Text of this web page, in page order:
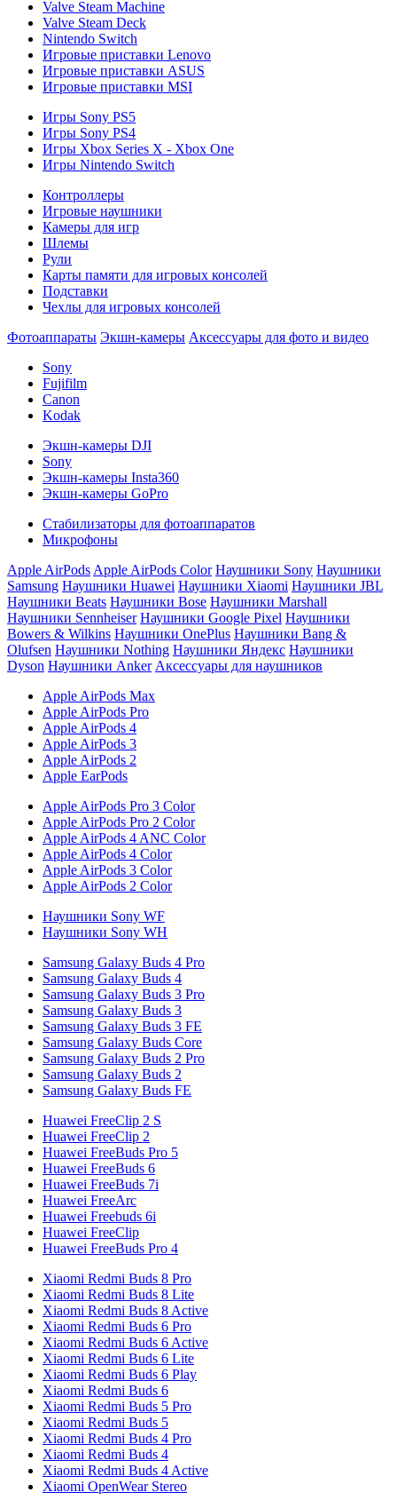
Valve Steam Machine
Valve Steam Deck
Nintendo Switch
Игровые приставки Lenovo
Игровые приставки ASUS
Игровые приставки MSI
Игры Sony PS5
Игры Sony PS4
Игры Xbox Series X - Xbox One
Игры Nintendo Switch
Контроллеры
Игровые наушники
Камеры для игр
Шлемы
Рули
Карты памяти для игровых консолей
Подставки
Чехлы для игровых консолей
Фотоаппараты Экшн-камеры Аксессуары для фото и видео
Sony
Fujifilm
Canon
Kodak
Экшн-камеры DJI
Sony
Экшн-камеры Insta360
Экшн-камеры GoPro
Стабилизаторы для фотоаппаратов
Микрофоны
Apple AirPods Apple AirPods Color Наушники Sony Наушники
Samsung Наушники Huawei Наушники Xiaomi Наушники JBL
Наушники Beats Наушники Bose Наушники Marshall
Наушники Sennheiser Наушники Google Pixel Наушники
Bowers & Wilkins Наушники OnePlus Наушники Bang &
Olufsen Наушники Nothing Наушники Яндекс Наушники
Dyson Наушники Anker Аксессуары для наушников
Apple AirPods Max
Apple AirPods Pro
Apple AirPods 4
Apple AirPods 3
Apple AirPods 2
Apple EarPods
Apple AirPods Pro 3 Color
Apple AirPods Pro 2 Color
Apple AirPods 4 ANC Color
Apple AirPods 4 Color
Apple AirPods 3 Color
Apple AirPods 2 Color
Наушники Sony WF
Наушники Sony WH
Samsung Galaxy Buds 4 Pro
Samsung Galaxy Buds 4
Samsung Galaxy Buds 3 Pro
Samsung Galaxy Buds 3
Samsung Galaxy Buds 3 FE
Samsung Galaxy Buds Core
Samsung Galaxy Buds 2 Pro
Samsung Galaxy Buds 2
Samsung Galaxy Buds FE
Huawei FreeClip 2 S
Huawei FreeClip 2
Huawei FreeBuds Pro 5
Huawei FreeBuds 6
Huawei FreeBuds 7i
Huawei FreeArc
Huawei Freebuds 6i
Huawei FreeClip
Huawei FreeBuds Pro 4
Xiaomi Redmi Buds 8 Pro
Xiaomi Redmi Buds 8 Lite
Xiaomi Redmi Buds 8 Active
Xiaomi Redmi Buds 6 Pro
Xiaomi Redmi Buds 6 Active
Xiaomi Redmi Buds 6 Lite
Xiaomi Redmi Buds 6 Play
Xiaomi Redmi Buds 6
Xiaomi Redmi Buds 5 Pro
Xiaomi Redmi Buds 5
Xiaomi Redmi Buds 4 Pro
Xiaomi Redmi Buds 4
Xiaomi Redmi Buds 4 Active
Xiaomi OpenWear Stereo